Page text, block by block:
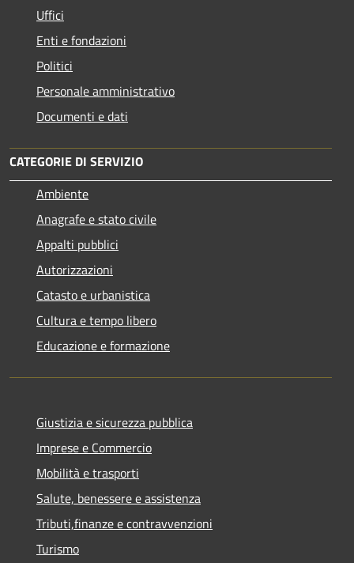
Uffici
Enti e fondazioni
Politici
Personale amministrativo
Documenti e dati
CATEGORIE DI SERVIZIO
Ambiente
Anagrafe e stato civile
Appalti pubblici
Autorizzazioni
Catasto e urbanistica
Cultura e tempo libero
Educazione e formazione
Giustizia e sicurezza pubblica
Imprese e Commercio
Mobilità e trasporti
Salute, benessere e assistenza
Tributi,finanze e contravvenzioni
Turismo